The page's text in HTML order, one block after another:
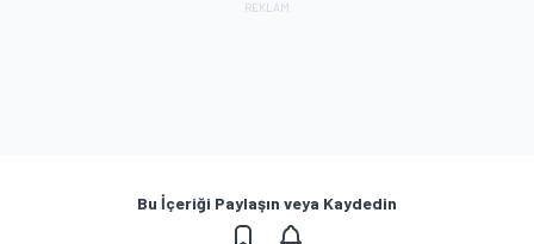
Bu İçeriği Paylaşın veya Kaydedin